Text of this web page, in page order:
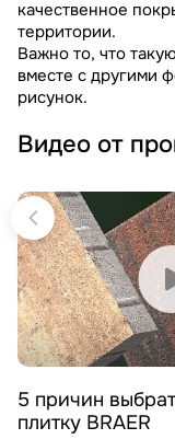
качественное
территории.
Важно то, что
вместе с другими
рисунок.
Видео от
Смотреть
5 причин
плитку BRAER